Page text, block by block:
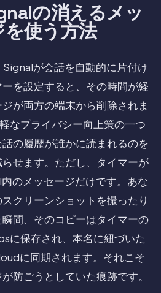
の消えるメッ
使う方法
が会話を自動的に片付け
を設定すると、その時間が経
が両方の端末から削除されま
なプライバシー向上策の一つ
の履歴が誰かに読まれるのを
せます。ただし、タイマーが
のメッセージだけです。あな
クリーンショットを撮ったり
間、そのコピーはタイマーの
に保存され、本名に紐づいた
に同期されます。それこそ
防ごうとしていた痕跡です。